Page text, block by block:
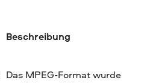
Beschreibung
Das MPEG-Format wurde